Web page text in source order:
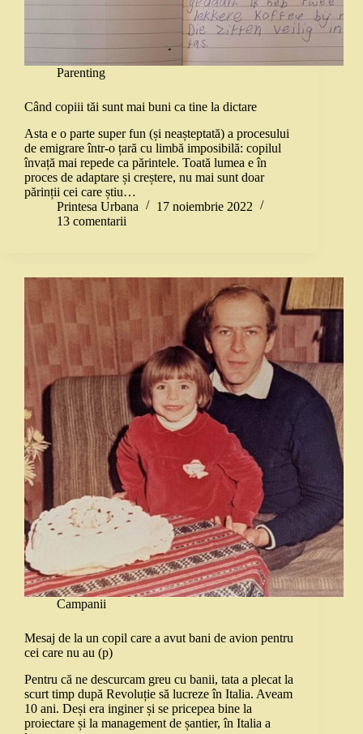
Parenting
Când copiii tăi sunt mai buni ca tine la dictare
Asta e o parte super fun (și neașteptată) a procesului
de emigrare într-o țară cu limbă imposibilă: copilul
învață mai repede ca părintele. Toată lumea e în
proces de adaptare și creștere, nu mai sunt doar
părinții cei care știu…
Printesa Urbana
17 noiembrie 2022
13 comentarii
Campanii
Mesaj de la un copil care a avut bani de avion pentru
cei care nu au (p)
Pentru că ne descurcam greu cu banii, tata a plecat la
scurt timp după Revoluție să lucreze în Italia. Aveam
10 ani. Deși era inginer și se pricepea bine la
proiectare și la management de șantier, în Italia a